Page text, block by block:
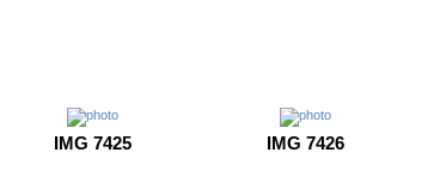
IMG 7425 IMG 7426